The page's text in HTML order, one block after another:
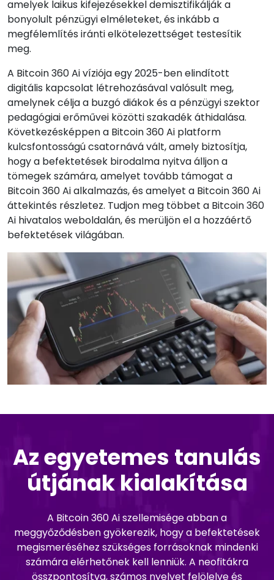
amelyek laikus kifejezésekkel demisztifikálják a
bonyolult pénzügyi elméleteket, és inkább a
megfélemlítés iránti elkötelezettséget testesítik
meg.
A Bitcoin 360 Ai víziója egy 2025-ben elindított
digitális kapcsolat létrehozásával valósult meg,
amelynek célja a buzgó diákok és a pénzügyi szektor
pedagógiai erőművei közötti szakadék áthidalása.
Következésképpen a Bitcoin 360 Ai platform
kulcsfontosságú csatornává vált, amely biztosítja,
hogy a befektetések birodalma nyitva álljon a
tömegek számára, amelyet tovább támogat a
Bitcoin 360 Ai alkalmazás, és amelyet a Bitcoin 360 Ai
áttekintés részletez. Tudjon meg többet a Bitcoin 360
Ai hivatalos weboldalán, és merüljön el a hozzáértő
befektetések világában.
Az egyetemes tanulás
útjának kialakítása
A Bitcoin 360 Ai szellemisége abban a
meggyőződésben gyökerezik, hogy a befektetések
megismeréséhez szükséges forrásoknak mindenki
számára elérhetőnek kell lenniük. A neofitákra
összpontosítva, számos nyelvet felölelve és